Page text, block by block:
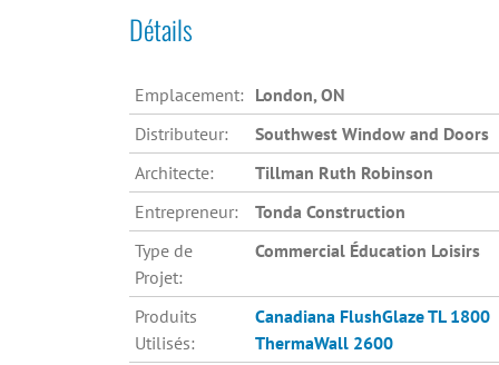
Détails
Emplacement: London, ON
Distributeur:
Southwest Window and Doors
Architecte:
Tillman Ruth Robinson
Entrepreneur:
Tonda Construction
Type de
Projet:
Commercial Éducation Loisirs
Produits
Utilisés:
Canadiana FlushGlaze TL 1800
ThermaWall 2600